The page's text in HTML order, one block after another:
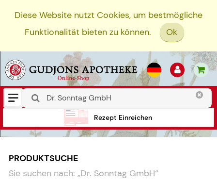
Diese Website nutzt Cookies, um bestmögliche
Funktionalität bieten zu können.
Ok
Rezept Einreichen
PRODUKTSUCHE
Sie suchen nach: „Dr. Sonntag GmbH“